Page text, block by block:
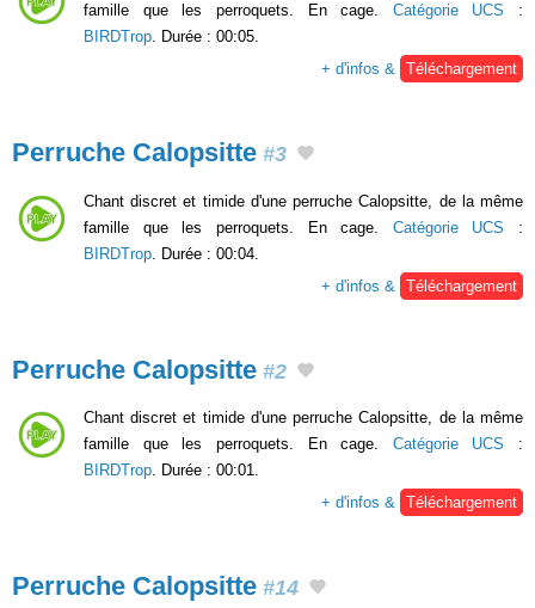
famille que les perroquets. En cage. Catégorie UCS :
BIRDTrop. Durée : 00:05.
+ d'infos & Téléchargement
Perruche Calopsitte #3
Chant discret et timide d'une perruche Calopsitte, de la même
famille que les perroquets. En cage. Catégorie UCS :
BIRDTrop . Durée : 00:04.
+ d'infos &
Téléchargement
Perruche Calopsitte #2
Chant discret et timide d'une perruche Calopsitte, de la même
famille que les perroquets. En cage. Catégorie UCS :
BIRDTrop. Durée : 00:01.
+ d'infos & Téléchargement
Perruche Calopsitte #14